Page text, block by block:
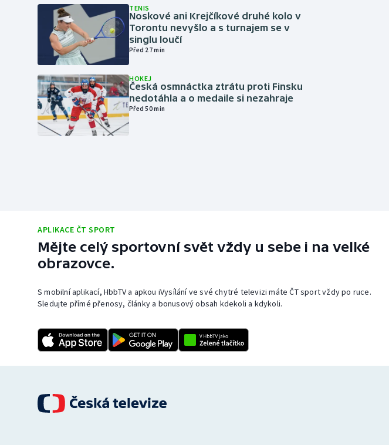
TENIS
Noskové ani Krejčíkové druhé kolo v
Torontu nevyšlo a s turnajem se v
singlu loučí
Před 27 min
HOKEJ
Česká osmnáctka ztrátu proti Finsku
nedotáhla a o medaile si nezahraje
Před 50 min
APLIKACE ČT SPORT
Mějte celý sportovní svět vždy u sebe i na velké
obrazovce.
S mobilní aplikací, HbbTV a apkou iVysílání ve své chytré televizi máte ČT sport vždy po ruce.
Sledujte přímé přenosy, články a bonusový obsah kdekoli a kdykoli.